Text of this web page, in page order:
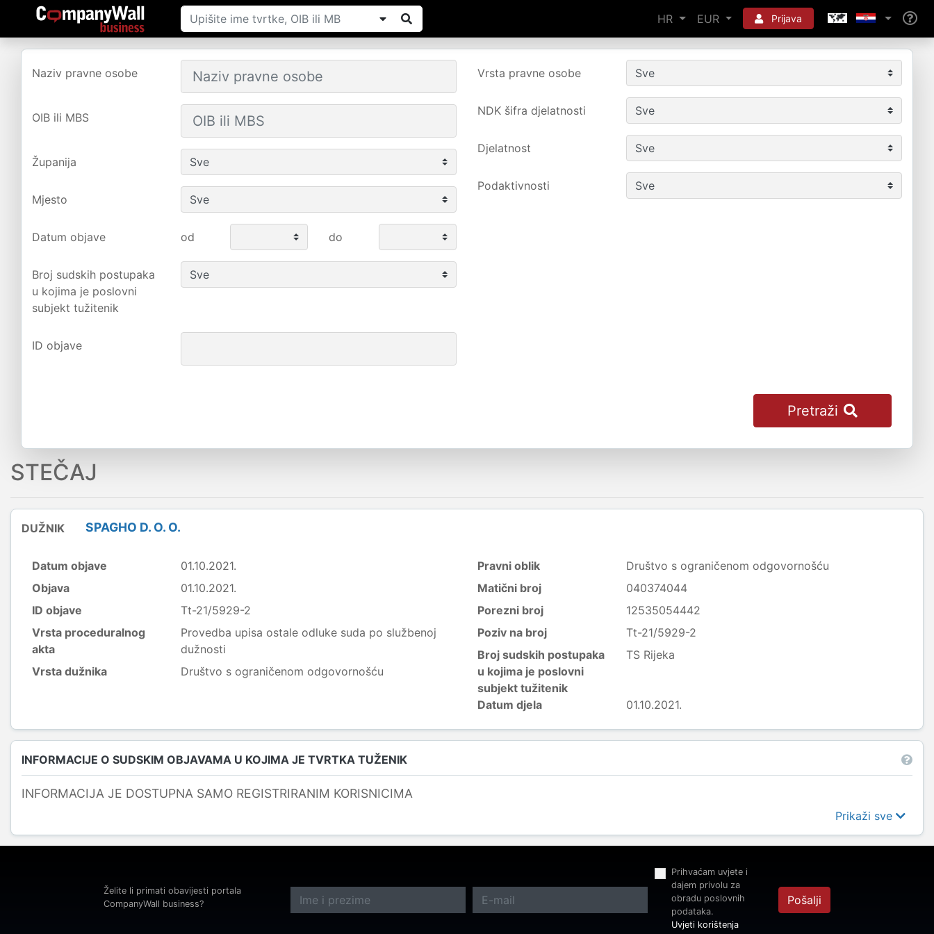
HR EUR Prijava
Naziv pravne osobe
OIB ili MBS
Županija
Mjesto
Vrsta pravne osobe
NDK šifra djelatnosti
Djelatnost
Podaktivnosti
Datum objave od do
Broj sudskih postupaka
u kojima je poslovni
subjekt tužitenik
ID objave
Pretraži
STEČAJ
DUŽNIK SPAGHO D. O. O.
Datum objave
01.10.2021.
Objava
01.10.2021.
ID objave
Tt-21/5929-2
Vrsta proceduralnog
akta
Provedba upisa ostale odluke suda po službenoj
dužnosti
Vrsta dužnika
Društvo s ograničenom odgovornošću
Pravni oblik
Društvo s ograničenom odgovornošću
Matični broj
040374044
Porezni broj
12535054442
Poziv na broj
Tt-21/5929-2
Broj sudskih postupaka
u kojima je poslovni
subjekt tužitenik
TS Rijeka
Datum djela 01.10.2021.
INFORMACIJE O SUDSKIM OBJAVAMA U KOJIMA JE TVRTKA TUŽENIK
INFORMACIJA JE DOSTUPNA SAMO REGISTRIRANIM KORISNICIMA
Prikaži sve
Želite li primati obavijesti portala
CompanyWall business?
Prihvaćam uvjete i
dajem privolu za
obradu poslovnih
podataka.
Uvjeti korištenja
Pošalji